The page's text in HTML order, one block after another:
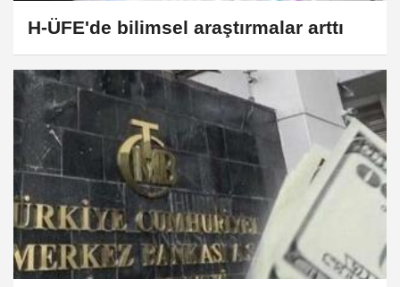
H-ÜFE'de bilimsel araştırmalar arttı